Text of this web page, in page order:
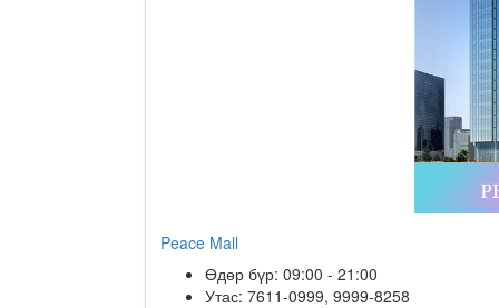
Peace Mall
Өдөр бүр: 09:00 - 21:00
Утас: 7611-0999, 9999-8258